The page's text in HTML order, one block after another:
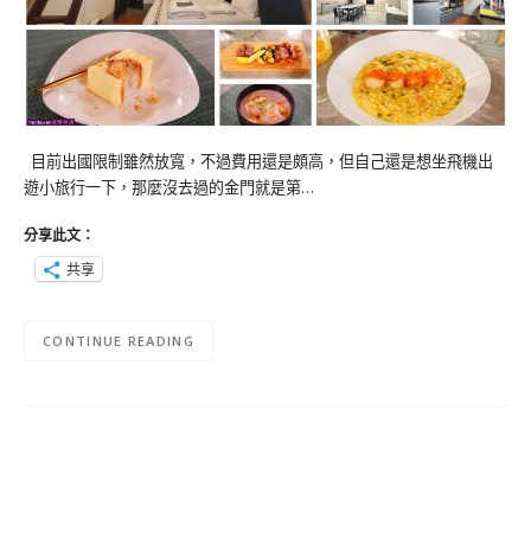
目前出國限制雖然放寬，不過費用還是頗高，但自己還是想坐飛機出
遊小旅行一下，那麼沒去過的金門就是第…
分享此文：
共享
CONTINUE READING